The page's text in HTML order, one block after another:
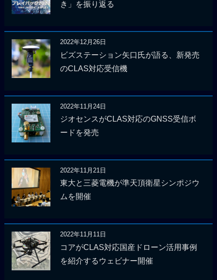
き」を振り返る
2022年12月26日
ビズステーション矢口氏が語る、新発売
のCLAS対応受信機
2022年11月24日
ジオセンスがCLAS対応のGNSS受信ボ
ードを発売
2022年11月21日
東大と三菱電機が準天頂衛星シンポジウ
ムを開催
2022年11月11日
コアがCLAS対応国産ドローン活用事例
を紹介するウェビナー開催